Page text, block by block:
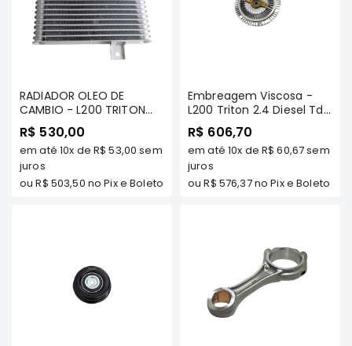
Freio
Correias
Elétrica
Acessórios
Airtrek
Motor
Transmissão
RADIADOR OLEO DE
CAMBIO - L200 TRITON
2.4 DIESEL 2017/.../ PAJERO
SPORT 2.4 DIESEL 2017/...
(4N15) - FRONTIER -
77052
R$ 530,00
em até 10x de R$ 53,00 sem
juros
ouR$ 503,50 no Pix e Boleto
Embreagem Viscosa -
L200 Triton 2.4 Diesel Tds
Modelos - Frontier
R$ 606,70
em até 10x de R$ 60,67sem
juros
ouR$ 576,37no Pix e Boleto